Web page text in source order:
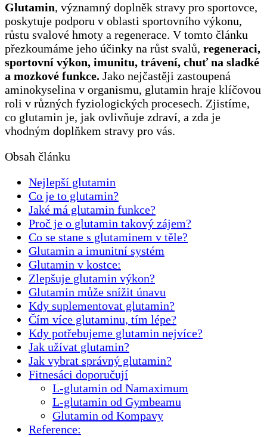
Glutamin, významný doplněk stravy pro sportovce,
poskytuje podporu v oblasti sportovního výkonu,
růstu svalové hmoty a regenerace. V tomto článku
přezkoumáme jeho účinky na růst svalů, regeneraci,
sportovní výkon, imunitu, trávení, chuť na sladké
a mozkové funkce. Jako nejčastěji zastoupená
aminokyselina v organismu, glutamin hraje klíčovou
roli v různých fyziologických procesech. Zjistíme,
co glutamin je, jak ovlivňuje zdraví, a zda je
vhodným doplňkem stravy pro vás.
Obsah článku
Nejlepší glutamin
Co je to glutamin?
Jaké má glutamin funkce?
Proč je o glutamin takový zájem?
Co se stane s glutaminem v těle?
Glutamin a imunitní systém
Glutamin v kostce:
Zlepšuje glutamin výkon?
Glutamin může snížit únavu
Kdy suplementovat glutamin?
Čím více glutaminu, tím lépe?
Kdy potřebujeme glutamin nejvíce?
Jak užívat glutamin?
Jak vybrat správný glutamin?
Fitnesáci doporučují
L-glutamin od Namaximum
L-glutamin od Gymbeamu
Glutamin od Kompavy
Reference: